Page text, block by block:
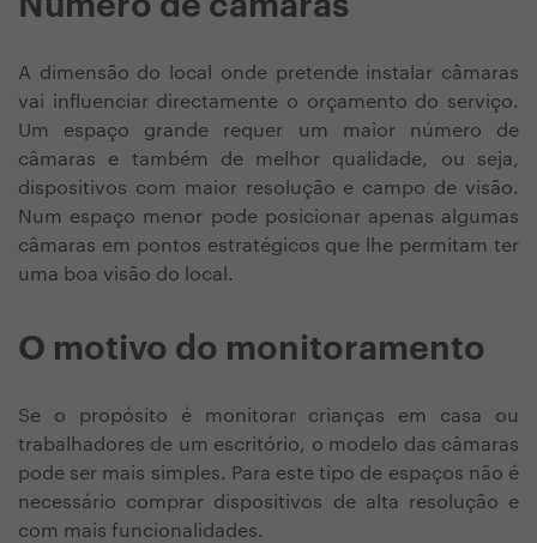
A dimensão do local onde pretende instalar câmaras
vai influenciar directamente o orçamento do serviço.
Um espaço grande requer um maior número de
câmaras e também de melhor qualidade, ou seja,
dispositivos com maior resolução e campo de visão.
Num espaço menor pode posicionar apenas algumas
câmaras em pontos estratégicos que lhe permitam ter
uma boa visão do local.
O motivo do monitoramento
Se o propósito é monitorar crianças em casa ou
trabalhadores de um escritório, o modelo das câmaras
pode ser mais simples. Para este tipo de espaços não é
necessário comprar dispositivos de alta resolução e
com mais funcionalidades.